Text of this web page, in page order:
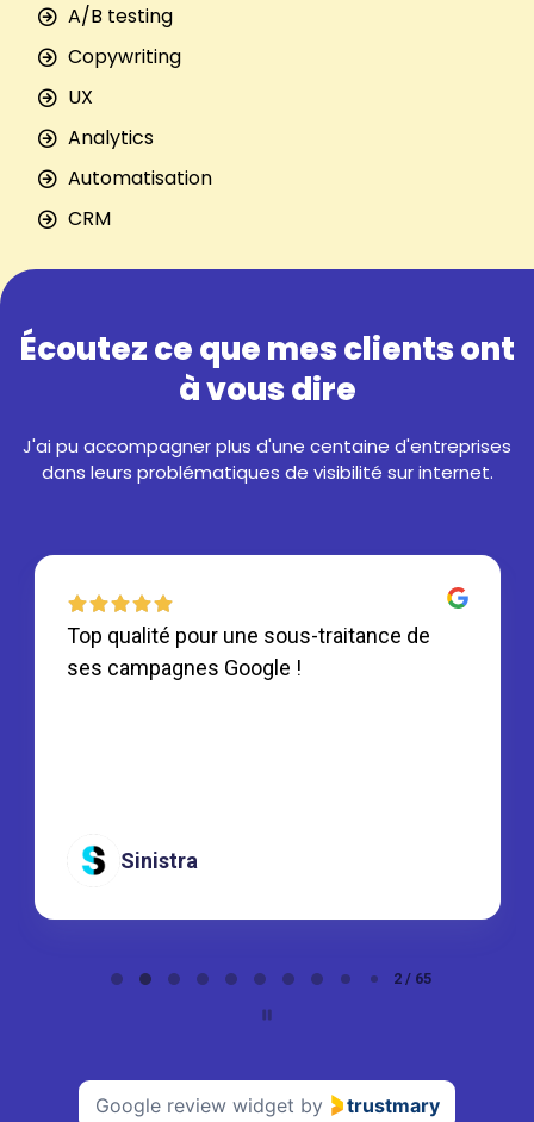
A/B testing
Copywriting
UX
Analytics
Automatisation
CRM
Écoutez ce que mes clients ont
à vous dire
J'ai pu accompagner plus d'une centaine d'entreprises
dans leurs problématiques de visibilité sur internet.
Top qualité pour une sous-traitance de
ses campagnes Google !
Sinistra
2 / 65
Google review widget by trustmary